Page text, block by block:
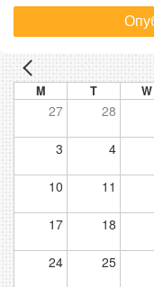
M T W
27 28
3 4
10 11
17 18
24 25